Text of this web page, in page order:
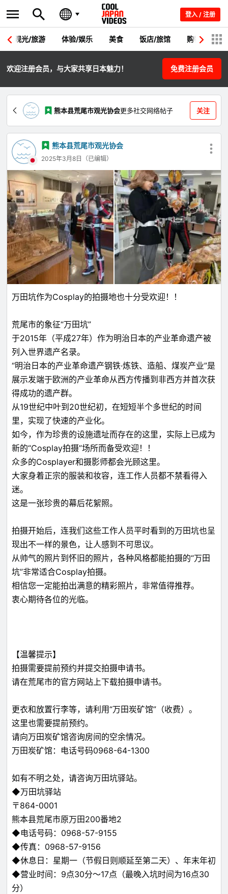
登入 / 注册
观光/旅游 体验/娱乐 美食 饭店/旅馆 购物 节
欢迎注册会员，与大家共享日本魅力！ 免费注册会员
熊本县荒尾市观光协会更多社交网络帖子 关注
熊本县荒尾市观光协会
2025年3月8日（已编辑）
万田坑作为Cosplay的拍摄地也十分受欢迎！！
荒尾市的象征“万田坑”
于2015年（平成27年）作为明治日本的产业革命遗产被
列入世界遗产名录。
“明治日本的产业革命遗产钢铁·炼铁、造船、煤炭产业”是
展示发端于欧洲的产业革命从西方传播到非西方并首次获
得成功的遗产群。
从19世纪中叶到20世纪初，在短短半个多世纪的时间
里，实现了快速的产业化。
如今，作为珍贵的设施遗址而存在的这里，实际上已成为
新的“Cosplay拍摄”场所而备受欢迎！！
众多的Cosplayer和摄影师都会光顾这里。
大家身着正宗的服装和妆容，连工作人员都不禁看得入
迷。
这是一张珍贵的幕后花絮照。
拍摄开始后，连我们这些工作人员平时看到的万田坑也呈
现出不一样的景色，让人感到不可思议。
从帅气的照片到怀旧的照片，各种风格都能拍摄的“万田
坑”非常适合Cosplay拍摄。
相信您一定能拍出满意的精彩照片，非常值得推荐。
衷心期待各位的光临。
【温馨提示】
拍摄需要提前预约并提交拍摄申请书。
请在荒尾市的官方网站上下载拍摄申请书。
更衣和放置行李等，请利用“万田炭矿馆”（收费）。
这里也需要提前预约。
请向万田炭矿馆咨询房间的空余情况。
万田炭矿馆：电话号码0968-64-1300
如有不明之处，请咨询万田坑驿站。
◆万田坑驿站
〒864-0001
熊本县荒尾市原万田200番地2
◆电话号码：0968-57-9155
◆传真：0968-57-9156
◆休息日：星期一（节假日则顺延至第二天）、年末年初
◆营业时间：9点30分～17点（最晚入坑时间为16点30
分）